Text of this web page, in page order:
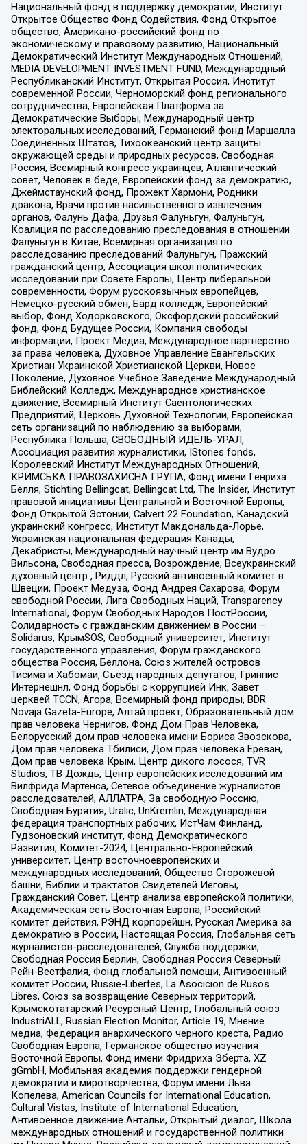
Национальный фонд в поддержку демократии, Институт
Открытое Общество Фонд Содействия, Фонд Открытое
общество, Американо-российский фонд по
экономическому и правовому развитию, Национальный
Демократический Институт Международных Отношений,
MEDIA DEVELOPMENT INVESTMENT FUND, Международный
Республиканский Институт, Открытая Россия, Институт
современной России, Черноморский фонд регионального
сотрудничества, Европейская Платформа за
Демократические Выборы, Международный центр
электоральных исследований, Германский фонд Маршалла
Соединенных Штатов, Тихоокеанский центр защиты
окружающей среды и природных ресурсов, Свободная
Россия, Всемирный конгресс украинцев, Атлантический
совет, Человек в беде, Европейский фонд за демократию,
Джеймстаунский фонд, Прожект Хармони, Родники
дракона, Врачи против насильственного извлечения
органов, Фалунь Дафа, Друзья Фалуньгун, Фалуньгун,
Коалиция по расследованию преследования в отношении
Фалуньгун в Китае, Всемирная организация по
расследованию преследований Фалуньгун, Пражский
гражданский центр, Ассоциация школ политических
исследований при Совете Европы, Центр либеральной
современности, Форум русскоязычных европейцев,
Немецко-русский обмен, Бард колледж, Европейский
выбор, Фонд Ходорковского, Оксфордский российский
фонд, Фонд Будущее России, Компания свободы
информации, Проект Медиа, Международное партнерство
за права человека, Духовное Управление Евангельских
Христиан Украинской Христианской Церкви, Новое
Поколение, Духовное Учебное Заведение Международный
Библейский Колледж, Международное христианское
движение, Всемирный Институт Саентологических
Предприятий, Церковь Духовной Технологии, Европейская
сеть организаций по наблюдению за выборами,
Республика Польша, СВОБОДНЫЙ ИДЕЛЬ-УРАЛ,
Ассоциация развития журналистики, IStories fonds,
Королевский Институт Международных Отношений,
КРИМСЬКА ПРАВОЗАХИСНА ГРУПА, Фонд имени Генриха
Бёлля, Stichting Bellingcat, Bellingcat Ltd, The Insider, Институт
правовой инициативы Центральной и Восточной Европы,
Фонд Открытой Эстонии, Calvert 22 Foundation, Канадский
украинский конгресс, Институт Макдональда-Лорье,
Украинская национальная федерация Канады,
Декабристы, Международный научный центр им Вудро
Вильсона, Свободная пресса, Возрождение, Всеукраинский
духовный центр , Риддл, Русский антивоенный комитет в
Швеции, Проект Медуза, Фонд Андрея Сахарова, Форум
свободной России, Лига Свободных Наций, Transparеncy
International, Форум Свободных Народов ПостРоссии,
Солидарность с гражданским движением в России –
Solidarus, КрымSOS, Свободный университет, Институт
государственного управления, Форум гражданского
общества Россия, Беллона, Союз жителей островов
Тисима и Хабомаи, Съезд народных депутатов, Гринпис
Интернешнл, Фонд борьбы с коррупцией Инк, Завет
церквей TCCN, Агора, Всемирный фонд природы, BDR
Novaja Gazeta-Europe, Алтай проект, Образовательный дом
прав человека Чернигов, Фонд Дом Прав Человека,
Белорусский дом прав человека имени Бориса Звозскова,
Дом прав человека Тбилиси, Дом прав человека Ереван,
Дом прав человека Крым, Центр дикого лосося, TVR
Studios, ТВ Дождь, Центр европейских исследований им
Вилфрида Мартенса, Сетевое объединение журналистов
расследователей, АЛЛАТРА, За свободную Россию,
Свободная Бурятия, Uralic, UnKremlin, Международная
федерация транспортных рабочих, ИстЧам Финланд,
Гудзоновский институт, Фонд Демократического
Развития, Комитет-2024, Центрально-Европейский
университет, Центр восточноевропейских и
международных исследований, Общество Сторожевой
башни, Библии и трактатов Свидетелей Иеговы,
Гражданский Совет, Центр анализа европейской политики,
Академическая сеть Восточная Европа, Российский
комитет действия, РЭНД корпорейшн, Русская Америка за
демократию в России, Настоящая Россия, Глобальная сеть
журналистов-расследователей, Служба поддержки,
Свободная Россия Берлин, Свободная Россия Северный
Рейн-Вестфалия, Фонд глобальной помощи, Антивоенный
комитет России, Russie-Libertes, La Asocicion de Rusos
Libres, Союз за возвращение Северных территорий,
Крымскотатарский Ресурсный Центр, Глобальный союз
IndustriALL, Russian Election Monitor, Article 19, Мнение
медиа, Федерация анархического черного креста, Радио
Свободная Европа, Германское общество изучения
Восточной Европы, Фонд имени Фридриха Эберта, XZ
gGmbH, Мобильная академия поддержки гендерной
демократии и миротворчества, Форум имени Льва
Копелева, American Councils for International Education,
Cultural Vistas, Institute of International Education,
Антивоенное движение Антальи, Открытый диалог, Школа
международных отношений и государственной политики